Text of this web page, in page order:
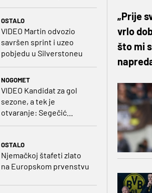
OSTALO
VIDEO Martin odvozio
savršen sprint i uzeo
pobjedu u Silverstoneu
NOGOMET
VIDEO Kandidat za gol
sezone, a tek je
otvaranje: Segečić
bombom probio West
OSTALO
Njemačkoj štafeti zlato
na Europskom prvenstvu
„Prije
vrlo
što mi